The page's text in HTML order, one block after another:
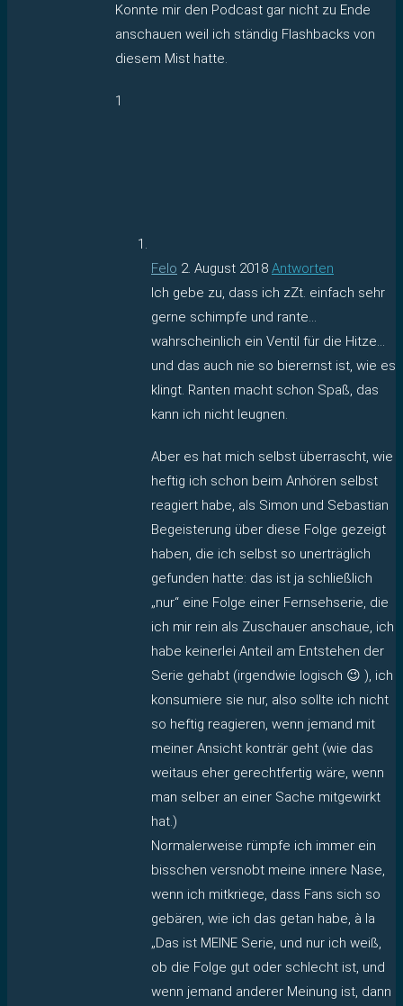
Konnte mir den Podcast gar nicht zu Ende
anschauen weil ich ständig Flashbacks von
diesem Mist hatte.
1
Felo 2. August 2018 Antworten
Ich gebe zu, dass ich zZt. einfach sehr
gerne schimpfe und rante…
wahrscheinlich ein Ventil für die Hitze…
und das auch nie so bierernst ist, wie es
klingt. Ranten macht schon Spaß, das
kann ich nicht leugnen.
Aber es hat mich selbst überrascht, wie
heftig ich schon beim Anhören selbst
reagiert habe, als Simon und Sebastian
Begeisterung über diese Folge gezeigt
haben, die ich selbst so unerträglich
gefunden hatte: das ist ja schließlich
„nur“ eine Folge einer Fernsehserie, die
ich mir rein als Zuschauer anschaue, ich
habe keinerlei Anteil am Entstehen der
Serie gehabt (irgendwie logisch 😉 ), ich
konsumiere sie nur, also sollte ich nicht
so heftig reagieren, wenn jemand mit
meiner Ansicht konträr geht (wie das
weitaus eher gerechtfertig wäre, wenn
man selber an einer Sache mitgewirkt
hat.)
Normalerweise rümpfe ich immer ein
bisschen versnobt meine innere Nase,
wenn ich mitkriege, dass Fans sich so
gebären, wie ich das getan habe, à la
„Das ist MEINE Serie, und nur ich weiß,
ob die Folge gut oder schlecht ist, und
wenn jemand anderer Meinung ist, dann